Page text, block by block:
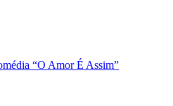
“O Amor É Assim”